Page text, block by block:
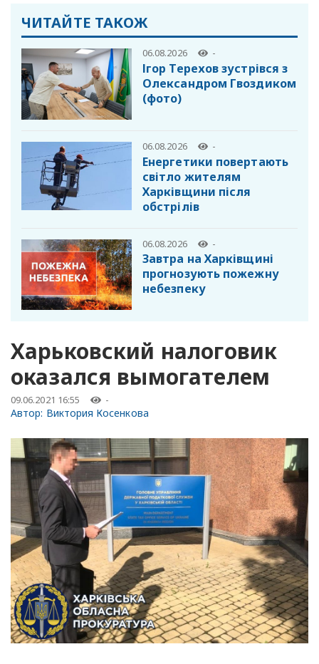
ЧИТАЙТЕ ТАКОЖ
06.08.2026 -
Ігор Терехов зустрівся з
Олександром Гвоздиком
(фото)
06.08.2026 -
Енергетики повертають
світло жителям
Харківщини після
обстрілів
06.08.2026 -
Завтра на Харківщині
прогнозують пожежну
небезпеку
Харьковский налоговик
оказался вымогателем
09.06.2021 16:55 -
Автор: Виктория Косенкова